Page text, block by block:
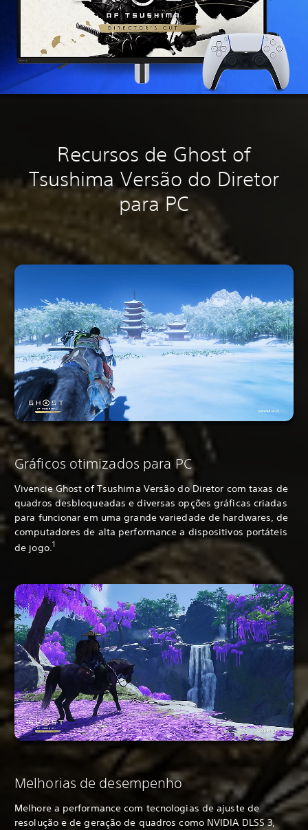
Recursos de Ghost of
Tsushima Versão do Diretor
para PC
Gráficos otimizados para PC
Vivencie Ghost of Tsushima Versão do Diretor com taxas de
quadros desbloqueadas e diversas opções gráficas criadas
para funcionar em uma grande variedade de hardwares, de
computadores de alta performance a dispositivos portáteis
de jogo.1
Melhorias de desempenho
Melhore a performance com tecnologias de ajuste de
resolução e de geração de quadros como NVIDIA DLSS 3,